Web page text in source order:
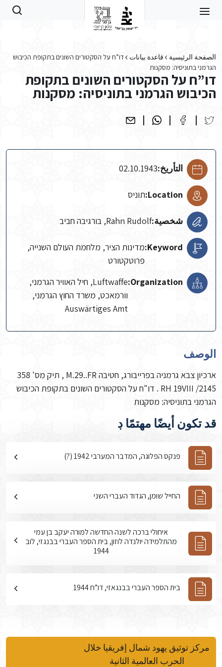
الصفحة الرئيسية قاعدة بيانات
דו”ח על הסקטורים השונים בתקופת הכיבוש
הגרמני בתוניסיה: מסקנות
דו”ח על הסקטורים השונים בתקופת
הכיבוש הגרמני בתוניסיה: מסקנות
التأريخ:02.10.1943
Location: תוניס
شخصية:Rahn Rudolf, בורגיבה חביב
Keyword: מדינות הציר, מלחמת העולם השנייה,
פרוטקטורט
Organization:
Luftwaffe, חיל האוויר הגרמני,
וורמאכט, משרד החוץ הגרמני,
Auswärtiges Amt
الوصف
ארכיון צבא גרמניה בפרייבורג, חטיבה M.29..FR , תיק מס' 358
RH 19VIII /2145 . דו"ח על הסקטורים השונים בתקופת הכיבוש
הגרמני בתוניסיה: מסקנות
قد تكون أيضًا مهتمًا ڊ
פנקס הפלוגה, המדבר המערבי 1942 (?)
החייל שומן, הגדוד העברי השני
איחולי ברכה לשנה החדשה למורה יעקב בן עמי
מהתלמידה יולנדה לוזון, בית הספר העברי בבנגזי, לוב
1944
בית הספר העברי בבנגאזי, דו”ח 1944
مركز توثيق يهود شمال إفريقيا خلال
الحرب العالمية الثانية